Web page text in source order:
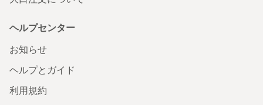
ヘルプセンター
お知らせ
ヘルプとガイド
利用規約